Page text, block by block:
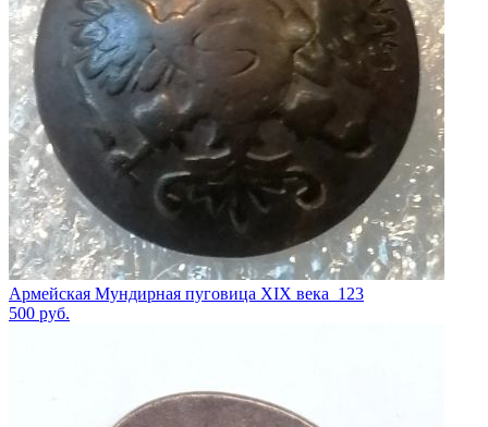
Армейская Мундирная пуговица XIX века_123
500 руб.